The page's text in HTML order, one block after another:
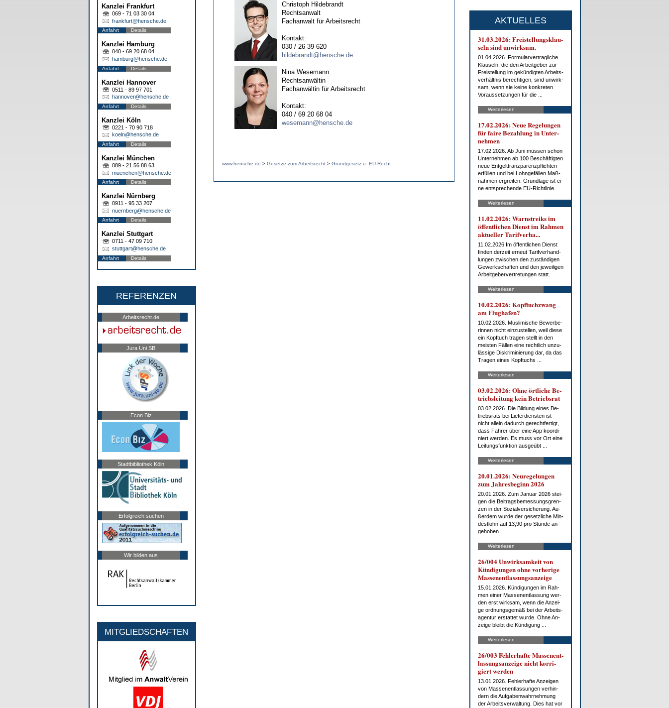
Kanzlei Frankfurt
069 - 71 03 30 04
frankfurt@hensche.de
Anfahrt Details
Kanzlei Hamburg
040 - 69 20 68 04
hamburg@hensche.de
Anfahrt Details
Kanzlei Hannover
0511 - 89 97 701
hannover@hensche.de
Anfahrt Details
Kanzlei Köln
0221 - 70 90 718
koeln@hensche.de
Anfahrt Details
Kanzlei München
089 - 21 56 88 63
muenchen@hensche.de
Anfahrt Details
Kanzlei Nürnberg
0911 - 95 33 207
nuernberg@hensche.de
Anfahrt Details
Kanzlei Stuttgart
0711 - 47 09 710
stuttgart@hensche.de
Anfahrt Details
REFERENZEN
Arbeitsrecht.de
Jura Uni SB
Econ Biz
Stadtbibliothek Köln
Erfolgreich suchen
Wir bilden aus
MITGLIEDSCHAFTEN
Christoph Hildebrandt
Rechtsanwalt
Fachanwalt für Arbeitsrecht
Kontakt:
030 / 26 39 620
hildebrandt@hensche.de
Nina Wesemann
Rechtsanwältin
Fachanwältin für Arbeitsrecht
Kontakt:
040 / 69 20 68 04
wesemann@hensche.de
www.hensche.de > Gesetze zum Arbeitsrecht > Grundgesetz u. EU-Recht
AKTUELLES
31.03.2026: Frei­stel­lungs­klau­
seln sind un­wirk­sam.
01.04.2026. For­mu­lar­ver­trag­li­che
Klau­seln, die den Ar­beit­ge­ber zur
Frei­stel­lung im ge­kün­dig­ten Ar­beits­
ver­hält­nis be­rech­ti­gen, sind un­wirk­
sam, wenn sie kei­ne kon­kre­ten
Vor­aus­set­zun­gen für die ...
Weiterlesen
17.02.2026: Neue Re­ge­lun­gen
für fai­re Be­zah­lung in Un­ter­
neh­men
17.02.2026. Ab Ju­ni müs­sen schon
Un­ter­neh­men ab 100 Be­schäf­tig­ten
neue Ent­gelt­tranz­pa­renz­pflich­ten
er­fül­len und bei Lohn­ge­fäl­len Maß­
nah­men er­grei­fen. Grund­la­ge ist ei­
ne ent­spre­chen­de EU-Richt­li­nie.
Weiterlesen
11.02.2026: Warn­streiks im
öf­fent­li­chen Dienst im Rah­men
ak­tu­el­ler Ta­rif­ver­ha...
11.02.2026 Im öf­fent­li­chen Dienst
fin­den der­zeit er­neut Ta­rif­ver­hand­
lun­gen zwi­schen den zu­stän­di­gen
Ge­werk­schaf­ten und den je­wei­li­gen
Ar­beit­ge­ber­ver­tre­tun­gen statt.
Weiterlesen
10.02.2026: Kopf­tuch­zwang
am Flug­ha­fen?
10.02.2026. Mus­li­mi­sche Be­wer­be­
rin­nen nicht ein­zu­stel­len, weil die­se
ein Kopf­tuch tra­gen stellt in den
meis­ten Fäl­len ei­ne recht­lich un­zu­
läs­si­ge Dis­kri­mi­nie­rung dar, da das
Tra­gen ei­nes Kopf­tuchs ...
Weiterlesen
03.02.2026: Oh­ne ört­li­che Be­
triebs­lei­tung kein Be­triebs­rat
03.02.2026. Die Bil­dung ei­nes Be­
triebs­rats bei Lie­fer­diens­ten ist
nicht al­lein da­durch ge­recht­fer­tigt,
dass Fah­rer über ei­ne App ko­or­di­
niert wer­den. Es muss vor Ort ei­ne
Lei­tungs­funk­ti­on aus­ge­übt ...
Weiterlesen
20.01.2026: Neu­re­ge­lun­gen
zum Jah­res­be­ginn 2026
20.01.2026. Zum Ja­nu­ar 2026 stei­
gen die Bei­trags­be­mes­sungs­gren­
zen in der So­zi­al­ver­si­che­rung. Au­
ßer­dem wur­de der ge­setz­li­che Min­
dest­lohn auf 13,90 pro St­un­de an­
ge­ho­ben.
Weiterlesen
26/004 Un­wirk­sam­keit von
Kün­di­gun­gen oh­ne vor­he­ri­ge
Mas­sen­ent­las­sungs­an­zei­ge
15.01.2026. Kün­di­gun­gen im Rah­
men ei­ner Mas­sen­ent­las­sung wer­
den erst wirk­sam, wenn die An­zei­
ge ord­nungs­ge­mäß bei der Ar­beits­
agen­tur er­stat­tet wur­de. Oh­ne An­
zei­ge bleibt die Kün­di­gung ...
Weiterlesen
26/003 Feh­ler­haf­te Mas­sen­ent­
las­sungs­an­zei­ge nicht kor­ri­
giert wer­den
13.01.2026. Feh­ler­haf­te An­zei­gen
von Mas­sen­ent­las­sun­gen ver­hin­
dern die Auf­ga­ben­wahr­neh­mung
der Ar­beits­ver­wal­tung. Dies hat vor